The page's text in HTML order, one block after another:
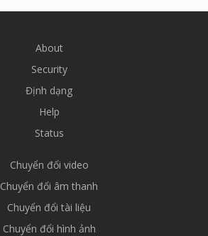
About
Security
Định dạng
Help
Status
Chuyển đổi video
Chuyển đổi âm thanh
Chuyển đổi tài liệu
Chuyển đổi hình ảnh